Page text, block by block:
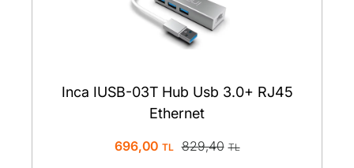
Inca IUSB-03T Hub Usb 3.0+ RJ45
Ethernet
696,00 829,40